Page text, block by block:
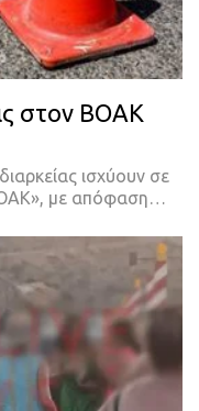
στον ΒΟΑΚ
ισχύουν σε
με απόφαση…